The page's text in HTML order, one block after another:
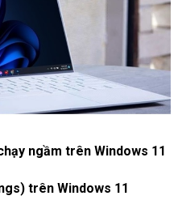
ngầm trên Windows 11
trên Windows 11